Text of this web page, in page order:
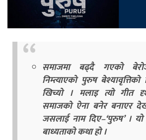
समाजमा बढ्दै गएको
निम्त्याएको पुरुष
खिच्यो । मलाइ त्यो गीत
समाजको ऐना बनेर बनाएर
जसलाई नाम दिए–‘पुरुष’ ।
बाध्यताको कथा हो ।